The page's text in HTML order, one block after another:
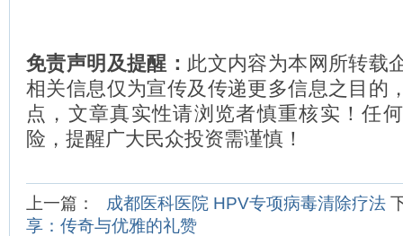
免责声明及提醒： 此文内容为本网所转载
相关信息仅为宣传及传递更多信息之目的
点，文章真实性请浏览者慎重核实！任
险，提醒广大民众投资需谨慎！
上一篇： 成都医科医院 HPV专项病毒清除疗法
享：传奇与优雅的礼赞